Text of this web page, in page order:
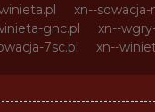
xn--sowacja-
gnc.pl
xn--
7sc.pl
xn--